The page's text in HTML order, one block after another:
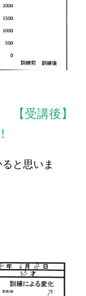
受講後】
と思いま